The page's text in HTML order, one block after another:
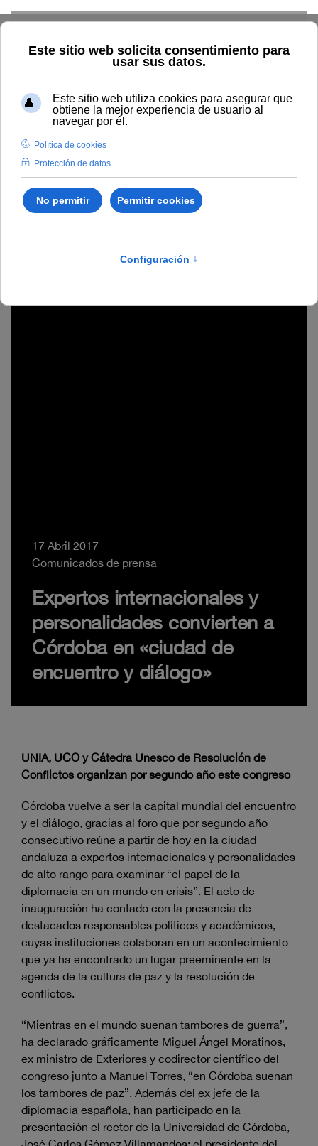
17 Abril 2017
Comunicados de prensa
Expertos internacionales y
personalidades convierten a
Córdoba en «ciudad de
encuentro y diálogo»
UNIA, UCO y Cátedra Unesco de Resolución de
Conflictos organizan por segundo año este congreso
Córdoba vuelve a ser la capital mundial del encuentro
y el diálogo, gracias al foro que por segundo año
consecutivo reúne a partir de hoy en la ciudad
andaluza a expertos internacionales y personalidades
de alto rango para examinar “el papel de la
diplomacia en un mundo en crisis”. El acto de
inauguración ha contado con la presencia de
destacados responsables políticos y académicos,
cuyas instituciones colaboran en un acontecimiento
que ya ha encontrado un lugar preeminente en la
agenda de la cultura de paz y la resolución de
conflictos.
“Mientras en el mundo suenan tambores de guerra”,
ha declarado gráficamente Miguel Ángel Moratinos,
ex ministro de Exteriores y codirector científico del
congreso junto a Manuel Torres, “en Córdoba suenan
los tambores de paz”. Además del ex jefe de la
diplomacia española, han participado en la
presentación el rector de la Universidad de Córdoba,